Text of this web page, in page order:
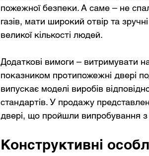
пожежної безпеки. А саме – не
газів, мати широкий отвір та
великої кількості людей.
Додаткові вимоги – витримувати
показником протипожежні двері
випускає моделі виробів
стандартів. У продажу
двері, що пройшли випробування
Конструктивні